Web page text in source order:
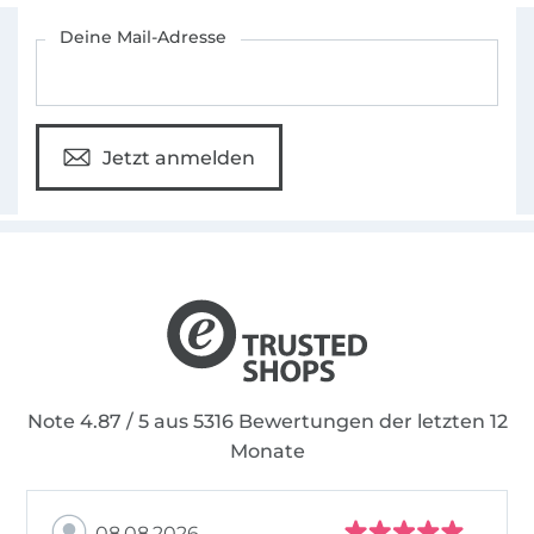
Deine Mail-Adresse
Jetzt anmelden
Note 4.87 / 5 aus 5316 Bewertungen der letzten 12
Monate